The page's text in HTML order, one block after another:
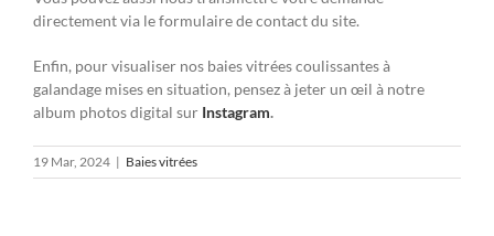
directement via le formulaire de contact du site.
Enfin, pour visualiser nos baies vitrées coulissantes à
galandage mises en situation, pensez à jeter un œil à notre
album photos digital sur Instagram.
19 Mar, 2024 | Baies vitrées